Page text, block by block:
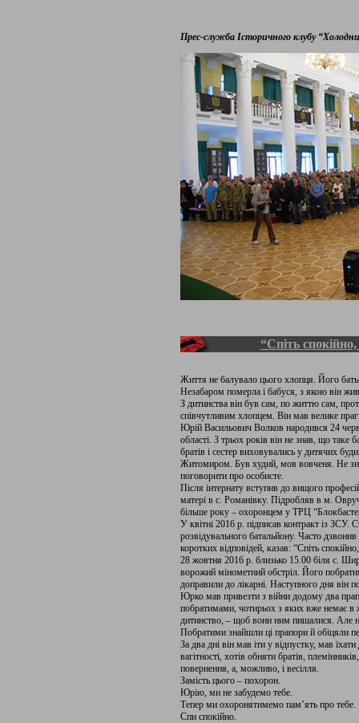
Прес-служба Історичного клубу
“Спіть
Життя не балувало цього хлопця. Його
Незабаром померла і бабуся, з якою він
З дитинства він був сам, по життю сам,
співчутливим хлопцем. Він мав велике
Юрій Васильович Волков народився 24
області. З трьох років він не знав, що таке
братів і сестер виховувались у дитячих
Житомиром. Був худий, мов вовченя. Не
поговорити про особисте.
Після інтернату вступив до вищого
матері в с. Романівку. Підробляв в м.
більше року – охоронцем у ТРЦ
У квітні 2016 р. підписав контракт із
розвідувального батальйону. Часто
коротких відповідей, казав: “Спіть
28 жовтня 2016 р. близько 15.00 біля с.
ворожий мінометний обстріл. Його
доправили до лікарні. Наступного дня він
Юрко мав привезти з війни додому два
побратимами, чотирьох з яких вже немає
дитинство, – щоб вони ним пишалися. Але
Побратими знайшли ці прапори й обіцяли
За два дні він мав іти у відпустку, мав
вагітності, хотів обняти братів,
повернення, а, можливо, і весілля.
Замість цього – похорон.
Юрію, ми не забудемо тебе.
Тепер ми охоронятимемо пам’ять про тебе.
Спи спокійно.